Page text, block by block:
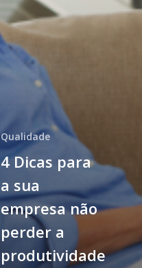
Qualidade
4 Dicas para
a sua
empresa não
perder a
produtividade